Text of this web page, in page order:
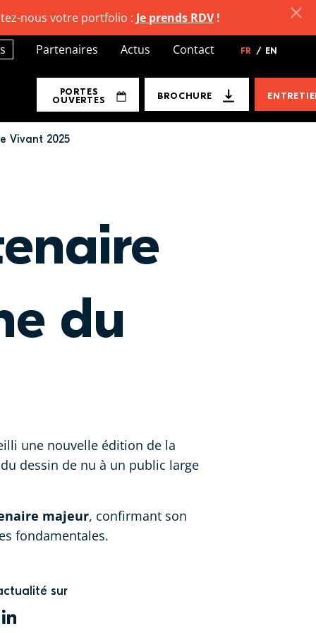
Vivant 2025
du
une nouvelle édition de la
dessin de nu à un public large
majeur, confirmant son
fondamentales.
sur
Partenaires Actus Contact FR / EN
PORTES
OUVERTES
BROCHURE
nous votre portfolio : Je prends RDV!